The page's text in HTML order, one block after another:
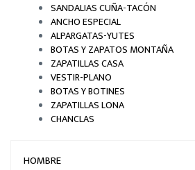
SANDALIAS CUÑA-TACÓN
ANCHO ESPECIAL
ALPARGATAS-YUTES
BOTAS Y ZAPATOS MONTAÑA
ZAPATILLAS CASA
VESTIR-PLANO
BOTAS Y BOTINES
ZAPATILLAS LONA
CHANCLAS
HOMBRE